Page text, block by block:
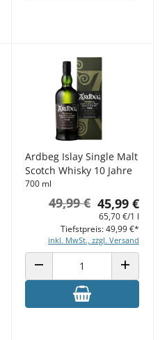
ERHÖHEN
Ardbeg Islay Single Malt
Scotch Whisky 10 Jahre
700 ml
45,99 €
49,99 €
65,70 €/1 l
inkl. MwSt., zzgl. Versand
Tiefstpreis: 49,99 €*
ANZAHL VERRINGERN ANZAHL